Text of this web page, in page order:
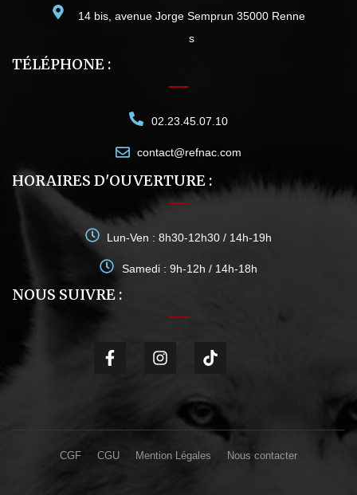
14 bis, avenue Jorge Semprun 35000 Renne
s
TÉLÉPHONE :
02.23.45.07.10
contact@refnac.com
HORAIRES D'OUVERTURE :
Lun-Ven : 8h30-12h30 / 14h-19h
Samedi : 9h-12h / 14h-18h
NOUS SUIVRE :
CGF CGU Mention Légales Nous contacter